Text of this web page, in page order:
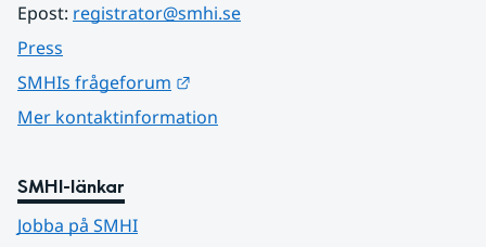
Epost: registrator@smhi.se
Press
SMHIs frågeforum
Mer kontaktinformation
SMHI-länkar
Jobba på SMHI